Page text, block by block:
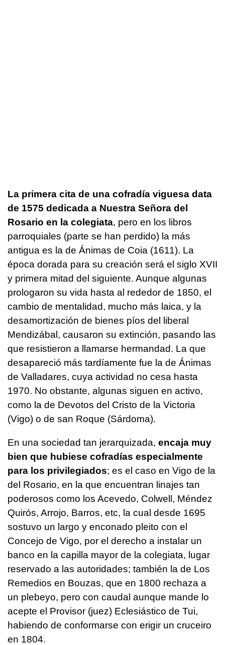
La primera cita de una cofradía viguesa data
de 1575 dedicada a Nuestra Señora del
Rosario en la colegiata, pero en los libros
parroquiales (parte se han perdido) la más
antigua es la de Ánimas de Coia (1611). La
época dorada para su creación será el siglo XVII
y primera mitad del siguiente. Aunque algunas
prologaron su vida hasta al rededor de 1850, el
cambio de mentalidad, mucho más laica, y la
desamortización de bienes píos del liberal
Mendizábal, causaron su extinción, pasando las
que resistieron a llamarse hermandad. La que
desapareció más tardíamente fue la de Ánimas
de Valladares, cuya actividad no cesa hasta
1970. No obstante, algunas siguen en activo,
como la de Devotos del Cristo de la Victoria
(Vigo) o de san Roque (Sárdoma).
En una sociedad tan jerarquizada, encaja muy
bien que hubiese cofradías especialmente
para los privilegiados; es el caso en Vigo de la
del Rosario, en la que encuentran linajes tan
poderosos como los Acevedo, Colwell, Méndez
Quirós, Arrojo, Barros, etc, la cual desde 1695
sostuvo un largo y enconado pleito con el
Concejo de Vigo, por el derecho a instalar un
banco en la capilla mayor de la colegiata, lugar
reservado a las autoridades; también la de Los
Remedios en Bouzas, que en 1800 rechaza a
un plebeyo, pero con caudal aunque mande lo
acepte el Provisor (juez) Eclesiástico de Tui,
habiendo de conformarse con erigir un cruceiro
en 1804.